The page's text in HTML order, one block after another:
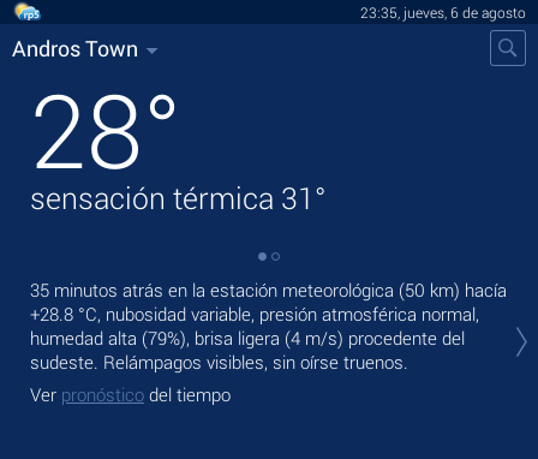
23:35, jueves, 6 de agosto
Andros Town
28°
sensación térmica 31°
35 minutos atrás en la estación meteorológica (50 km) hacía
+28.8 °C, nubosidad variable, presión atmosférica normal,
humedad alta (79%), brisa ligera (4 m/s) procedente del
sudeste. Relámpagos visibles, sin oírse truenos.
Ver pronóstico del tiempo